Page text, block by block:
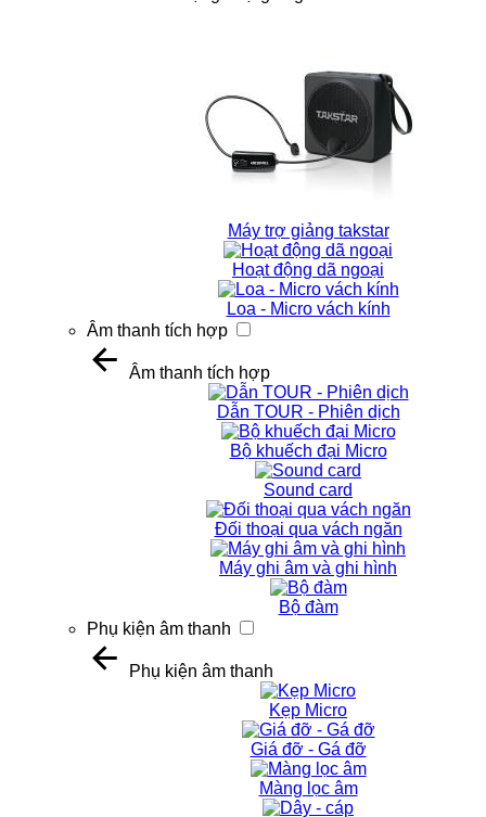
Máy trợ giảng takstar
Hoạt động dã ngoại
Loa - Micro vách kính
Âm thanh tích hợp
Âm thanh tích hợp
Dẫn TOUR - Phiên dịch
Bộ khuếch đại Micro
Sound card
Đối thoại qua vách ngăn
Máy ghi âm và ghi hình
Bộ đàm
Phụ kiện âm thanh
Phụ kiện âm thanh
Kẹp Micro
Giá đỡ - Gá đỡ
Màng lọc âm